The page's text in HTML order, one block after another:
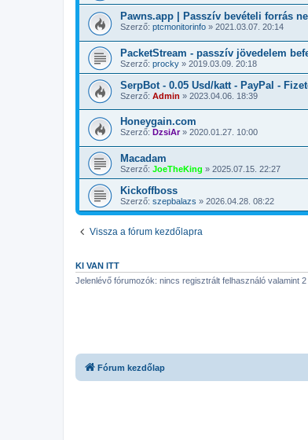
Pawns.app | Passzív bevételi forrás
Szerző: ptcmonitorinfo » 2021.03.07. 20:14
PacketStream - passzív jövedelem
Szerző: procky » 2019.03.09. 20:18
SerpBot - 0.05 Usd/katt - PayPal -
Szerző: Admin » 2023.04.06. 18:39
Honeygain.com
Szerző: DzsiAr» 2020.01.27. 10:00
Macadam
Szerző: JoeTheKing » 2025.07.15. 22:27
Kickoffboss
Szerző: szepbalazs » 2026.04.28. 08:22
Vissza a fórum kezdőlapra
KI VAN ITT
Jelenlévő fórumozók: nincs regisztrált felhasználó valamint
Fórum kezdőlap